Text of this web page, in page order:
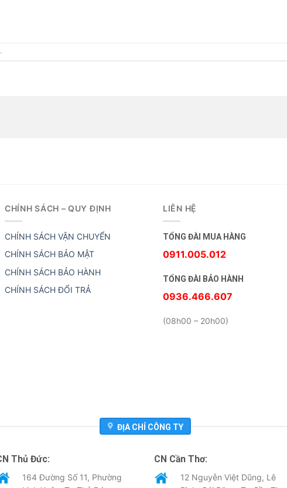
.
CHÍNH SÁCH – QUY ĐỊNH
CHÍNH SÁCH VẬN CHUYỂN
CHÍNH SÁCH BẢO MẬT
CHÍNH SÁCH BẢO HÀNH
CHÍNH SÁCH ĐỔI TRẢ
LIÊN HỆ
TỔNG ĐÀI MUA HÀNG
0911.005.012
TỔNG ĐÀI BẢO HÀNH
0936.466.607
(08h00 – 20h00)
ĐỊA CHỈ CÔNG TY
Thủ Đức:
164 Đường Số 11, Phường
CN Cần Thơ:
12 Nguyễn Việt Dũng, Lê